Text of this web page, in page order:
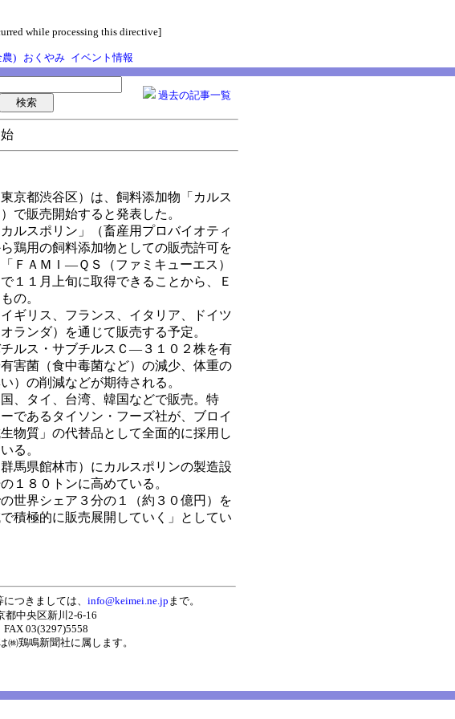
while processing this directive]
農) おくやみ イベント情報
過去の記事一覧
都渋谷区）は、飼料添加物「カルス
で販売開始すると発表した。
ルスポリン」（畜産用プロバイオティ
鶏用の飼料添加物としての販売許可を
ＦＡＭＩ―ＱＳ（ファミキューエス）
１１月上旬に取得できることから、Ｅ
の。
ギリス、フランス、イタリア、ドイツ
ランダ）を通じて販売する予定。
ルス・サブチルスＣ―３１０２株を有
害菌（食中毒菌など）の減少、体重の
）の削減などが期待される。
、タイ、台湾、韓国などで販売。特
であるタイソン・フーズ社が、ブロイ
物質」の代替品として全面的に採用し
る。
馬県館林市）にカルスポリンの製造設
１８０トンに高めている。
世界シェア３分の１（約３０億円）を
積極的に販売展開していく」としてい
つきましては、 info@keimei.ne.jp まで。
都中央区新川2-6-16
03(3297)5558
㈱鶏鳴新聞社に属します。